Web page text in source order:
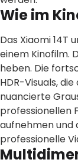
Wie im
Das Xiaomi 14T
einem Kinofilm.
heben. Die
HDR-Visuals,
nuancierte
professionellen
aufnehmen und
professionelle